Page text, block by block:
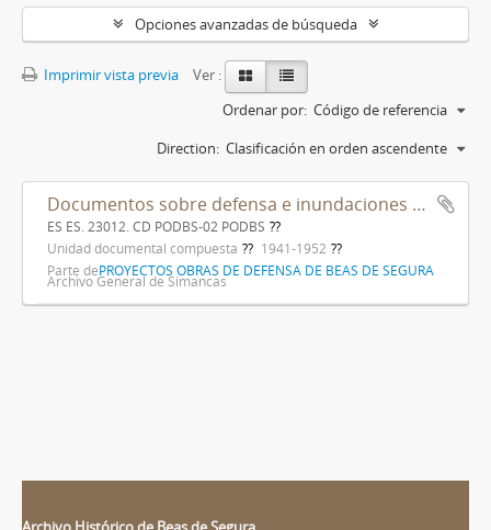
Opciones avanzadas de búsqueda
Imprimir vista previa
Ver :
Ordenar por: Código de referencia
Direction: Clasificación en orden ascendente
Documentos sobre defensa e inundaciones en Beas de Segura
ES ES. 23012. CD PODBS-02 PODBS
Unidad documental compuesta
1941-1952
Parte dePROYECTOS OBRAS DE DEFENSA DE BEAS DE SEGURA
Archivo General de Simancas